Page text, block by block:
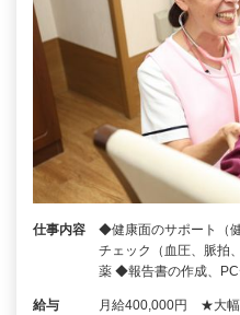
仕事内容
◆健康面のサポート（
チェック（血圧、脈拍
薬 ◆報告書の作成、
給与 月給400,000円 ★大幅